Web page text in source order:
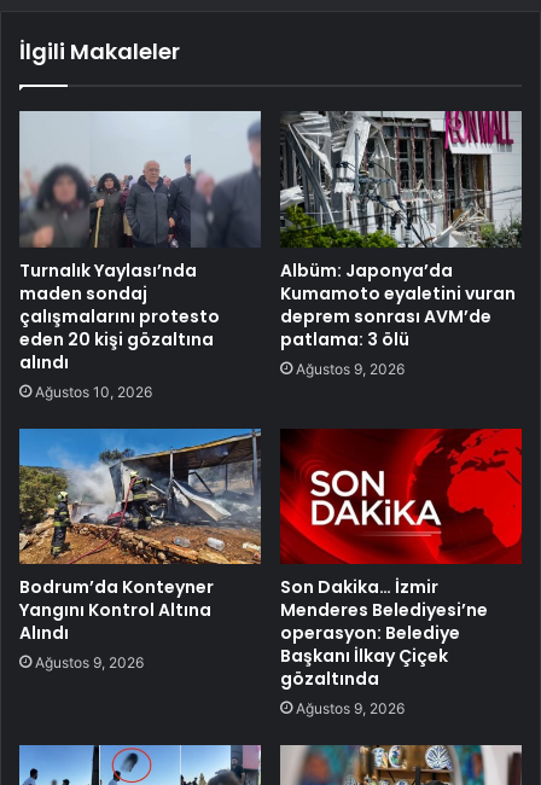
İlgili Makaleler
Turnalık Yaylası’nda
maden sondaj
çalışmalarını protesto
eden 20 kişi gözaltına
alındı
Ağustos 10, 2026
Albüm: Japonya’da
Kumamoto eyaletini vuran
deprem sonrası AVM’de
patlama: 3 ölü
Ağustos 9, 2026
Bodrum’da Konteyner
Yangını Kontrol Altına
Alındı
Ağustos 9, 2026
Son Dakika… İzmir
Menderes Belediyesi’ne
operasyon: Belediye
Başkanı İlkay Çiçek
gözaltında
Ağustos 9, 2026